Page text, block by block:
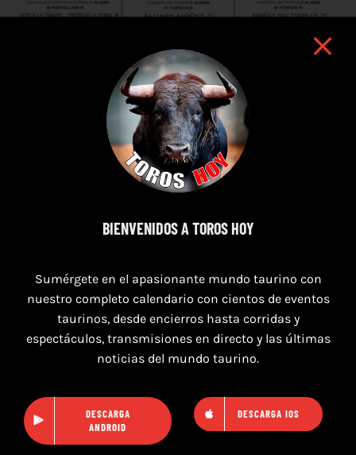
7 de agosto de 2026
TOROS PUERTO DE SANTA MARÍA DEL 7 AL 9
DE AGOSTO 2026
BIENVENIDOS A TOROS HOY
Sumérgete en el apasionante mundo taurino con
nuestro completo calendario con cientos de eventos
taurinos, desde encierros hasta corridas y
espectáculos, transmisiones en directo y las últimas
noticias del mundo taurino.
DESCARGA
ANDROID
DESCARGA IOS